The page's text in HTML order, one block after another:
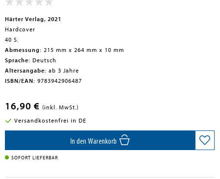
submenu
Härter Verlag, 2021
Hardcover
40 S.
Abmessung: 215 mm x 264 mm x 10 mm
Sprache: Deutsch
Altersangabe: ab 3 Jahre
ISBN/EAN: 9783942906487
16,90 € (inkl. MwSt.)
Versandkostenfrei in DE
In den Warenkorb
SOFORT LIEFERBAR